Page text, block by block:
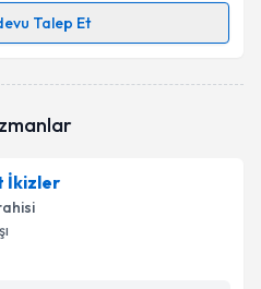
Talep Et
randevu almanız
İkizler